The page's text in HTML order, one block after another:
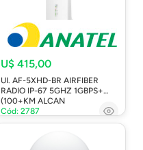
U$ 415,00
UI. AF-5XHD-BR AIRFIBER
RADIO IP-67 5GHZ 1GBPS+
(100+KM ALCAN
Cód: 2787